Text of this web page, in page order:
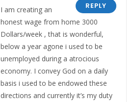
REPLY
I am creating an
honest wage from home 3000
Dollars/week , that is wonderful,
below a year agone i used to be
unemployed during a atrocious
economy. I convey God on a daily
basis i used to be endowed these
directions and currently it’s my duty